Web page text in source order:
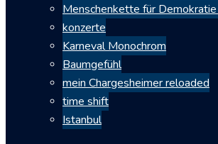
Menschenkette für
konzerte
Karneval Monochrom
Baumgefühl
mein Chargesheimer reloaded
time shift
Istanbul